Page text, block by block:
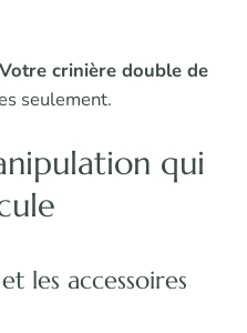
Votre crinière double de
seulement.
qui
les accessoires